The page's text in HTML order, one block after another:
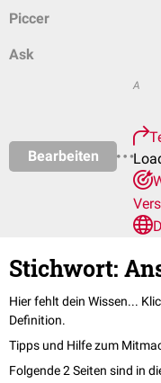
Piccer
Ask
Bearbeiten
A
Stichwort:
Hier fehlt dein Wissen...
Definition.
Tipps und Hilfe zum
Folgende 2 Seiten sind in